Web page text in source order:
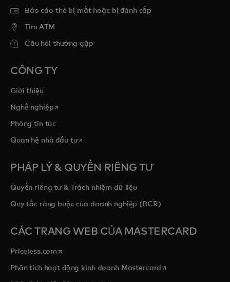
Báo cáo thẻ bị mất hoặc bị đánh cắp
Tim ATM
Câu hỏi thường gặp
CÔNG TY
Giới thiệu
Nghề nghiệpopens in a new tab
Phòng tin tức
Quan hệ nhà đầu tưopens in a new tab
PHÁP LÝ & QUYỀN RIÊNG TƯ
Quyền riêng tư & Trách nhiệm dữ liệu
Quy tắc ràng buộc của doanh nghiệp (BCR)
CÁC TRANG WEB CỦA MASTERCARD
Priceless.com opens in a new tab
Phân tích hoạt động kinh doanh Mastercard opens in a new tab